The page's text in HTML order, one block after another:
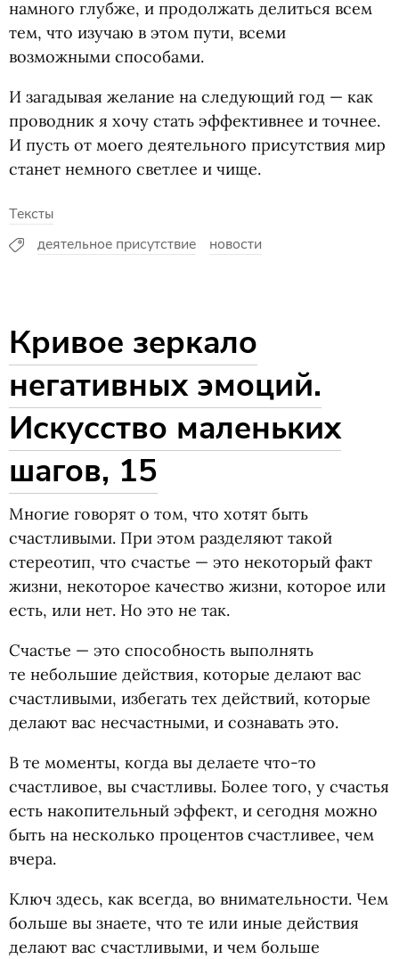
намного глубже, и продолжать делиться всем
тем, что изучаю в этом пути, всеми
возможными способами.
И загадывая желание на следующий год — как
проводник я хочу стать эффективнее и точнее.
И пусть от моего деятельного присутствия мир
станет немного светлее и чище.
Тексты
деятельное присутствие
новости
Кривое зеркало
негативных эмоций.
Искусство маленьких
шагов, 15
Многие говорят о том, что хотят быть
счастливыми. При этом разделяют такой
стереотип, что счастье — это некоторый факт
жизни, некоторое качество жизни, которое или
есть, или нет. Но это не так.
Счастье — это способность выполнять
те небольшие действия, которые делают вас
счастливыми, избегать тех действий, которые
делают вас несчастными, и сознавать это.
В те моменты, когда вы делаете что-то
счастливое, вы счастливы. Более того, у счастья
есть накопительный эффект, и сегодня можно
быть на несколько процентов счастливее, чем
вчера.
Ключ здесь, как всегда, во внимательности. Чем
больше вы знаете, что те или иные действия
делают вас счастливыми, и чем больше